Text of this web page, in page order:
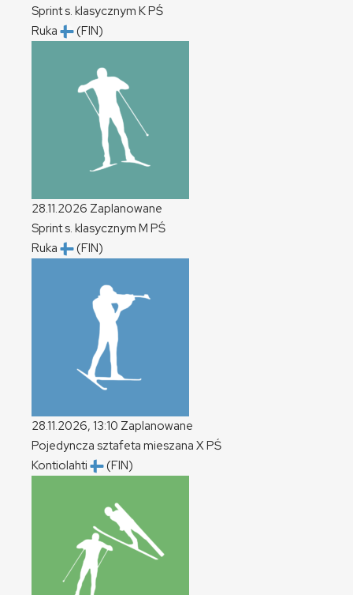
Sprint s. klasycznym KPŚ
Ruka
(FIN)
28.11.2026 Zaplanowane
Sprint s. klasycznym M PŚ
Ruka
(FIN)
28.11.2026, 13:10 Zaplanowane
Pojedyncza sztafeta mieszana XPŚ
Kontiolahti
(FIN)